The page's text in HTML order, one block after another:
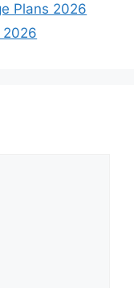
Plans 2026
2026